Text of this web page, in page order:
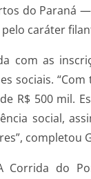
do Paraná
caráter
com as
sociais.
R$ 500 mil.
social,
completou
A Corrida do